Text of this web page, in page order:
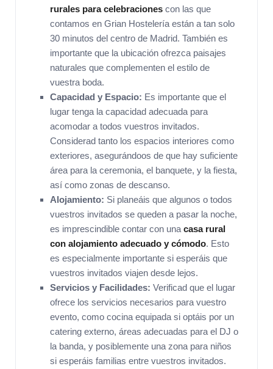
rurales para celebraciones con las que
contamos en Grian Hostelería están a tan solo
30 minutos del centro de Madrid. También es
importante que la ubicación ofrezca paisajes
naturales que complementen el estilo de
vuestra boda.
Capacidad y Espacio: Es importante que el
lugar tenga la capacidad adecuada para
acomodar a todos vuestros invitados.
Considerad tanto los espacios interiores como
exteriores, asegurándoos de que hay suficiente
área para la ceremonia, el banquete, y la fiesta,
así como zonas de descanso.
Alojamiento: Si planeáis que algunos o todos
vuestros invitados se queden a pasar la noche,
es imprescindible contar con una casa rural
con alojamiento adecuado y cómodo. Esto
es especialmente importante si esperáis que
vuestros invitados viajen desde lejos.
Servicios y Facilidades: Verificad que el lugar
ofrece los servicios necesarios para vuestro
evento, como cocina equipada si optáis por un
catering externo, áreas adecuadas para el DJ o
la banda, y posiblemente una zona para niños
si esperáis familias entre vuestros invitados.